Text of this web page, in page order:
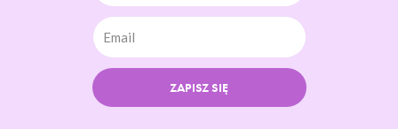
ZAPISZ SIĘ